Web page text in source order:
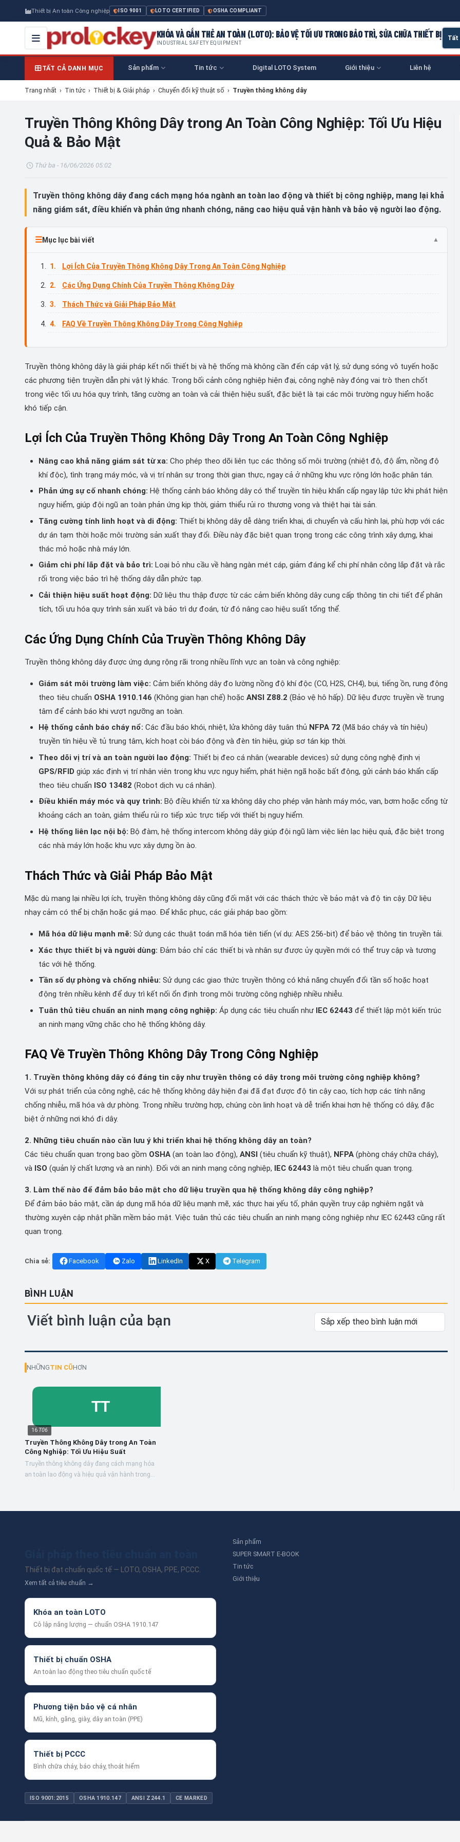
Thiết bị An toàn Công nghiệp ISO 9001 LOTO CERTIFIED OSHA COMPLIANT
KHÓA VÀ GẮN THẺ AN TOÀN (LOTO): BẢO VỆ TỐI ƯU TRONG BẢO TRÌ, SỬA CHỮA THIẾT BỊ
INDUSTRIAL SAFETY EQUIPMENT
TẤT CẢ DANH MỤC Sản phẩm Tin tức Digital LOTO System Giới thiệu Liên hệ
Trang nhất › Tin tức › Thiết bị & Giải pháp › Chuyển đổi kỹ thuật số › Truyền thông không dây
Truyền Thông Không Dây trong An Toàn Công Nghiệp: Tối Ưu Hiệu
Quả & Bảo Mật
Thứ ba - 16/06/2026 05:02
Truyền thông không dây đang cách mạng hóa ngành an toàn lao động và thiết bị công nghiệp, mang lại khả
năng giám sát, điều khiển và phản ứng nhanh chóng, nâng cao hiệu quả vận hành và bảo vệ người lao động.
Mục lục bài viết
Lợi Ích Của Truyền Thông Không Dây Trong An Toàn Công Nghiệp
Các Ứng Dụng Chính Của Truyền Thông Không Dây
Thách Thức và Giải Pháp Bảo Mật
FAQ Về Truyền Thông Không Dây Trong Công Nghiệp
Truyền thông không dây là giải pháp kết nối thiết bị và hệ thống mà không cần đến cáp vật lý, sử dụng sóng vô tuyến hoặc
các phương tiện truyền dẫn phi vật lý khác. Trong bối cảnh công nghiệp hiện đại, công nghệ này đóng vai trò then chốt
trong việc tối ưu hóa quy trình, tăng cường an toàn và cải thiện hiệu suất, đặc biệt là tại các môi trường nguy hiểm hoặc
khó tiếp cận.
Lợi Ích Của Truyền Thông Không Dây Trong An Toàn Công Nghiệp
Nâng cao khả năng giám sát từ xa: Cho phép theo dõi liên tục các thông số môi trường (nhiệt độ, độ ẩm, nồng độ
khí độc), tình trạng máy móc, và vị trí nhân sự trong thời gian thực, ngay cả ở những khu vực rộng lớn hoặc phân tán.
Phản ứng sự cố nhanh chóng: Hệ thống cảnh báo không dây có thể truyền tín hiệu khẩn cấp ngay lập tức khi phát hiện
nguy hiểm, giúp đội ngũ an toàn phản ứng kịp thời, giảm thiểu rủi ro thương vong và thiệt hại tài sản.
Tăng cường tính linh hoạt và di động: Thiết bị không dây dễ dàng triển khai, di chuyển và cấu hình lại, phù hợp với các
dự án tạm thời hoặc môi trường sản xuất thay đổi. Điều này đặc biệt quan trọng trong các công trình xây dựng, khai
thác mỏ hoặc nhà máy lớn.
Giảm chi phí lắp đặt và bảo trì: Loại bỏ nhu cầu về hàng ngàn mét cáp, giảm đáng kể chi phí nhân công lắp đặt và rắc
rối trong việc bảo trì hệ thống dây dẫn phức tạp.
Cải thiện hiệu suất hoạt động: Dữ liệu thu thập được từ các cảm biến không dây cung cấp thông tin chi tiết để phân
tích, tối ưu hóa quy trình sản xuất và bảo trì dự đoán, từ đó nâng cao hiệu suất tổng thể.
Các Ứng Dụng Chính Của Truyền Thông Không Dây
Truyền thông không dây được ứng dụng rộng rãi trong nhiều lĩnh vực an toàn và công nghiệp:
Giám sát môi trường làm việc: Cảm biến không dây đo lường nồng độ khí độc (CO, H2S, CH4), bụi, tiếng ồn, rung động
theo tiêu chuẩn OSHA 1910.146 (Không gian hạn chế) hoặc ANSI Z88.2 (Bảo vệ hô hấp). Dữ liệu được truyền về trung
tâm để cảnh báo khi vượt ngưỡng an toàn.
Hệ thống cảnh báo cháy nổ: Các đầu báo khói, nhiệt, lửa không dây tuân thủ NFPA 72 (Mã báo cháy và tín hiệu)
truyền tín hiệu về tủ trung tâm, kích hoạt còi báo động và đèn tín hiệu, giúp sơ tán kịp thời.
Theo dõi vị trí và an toàn người lao động: Thiết bị đeo cá nhân (wearable devices) sử dụng công nghệ định vị
GPS/RFID giúp xác định vị trí nhân viên trong khu vực nguy hiểm, phát hiện ngã hoặc bất động, gửi cảnh báo khẩn cấp
theo tiêu chuẩn ISO 13482 (Robot dịch vụ cá nhân).
Điều khiển máy móc và quy trình: Bộ điều khiển từ xa không dây cho phép vận hành máy móc, van, bơm hoặc cổng từ
khoảng cách an toàn, giảm thiểu rủi ro tiếp xúc trực tiếp với thiết bị nguy hiểm.
Hệ thống liên lạc nội bộ: Bộ đàm, hệ thống intercom không dây giúp đội ngũ làm việc liên lạc hiệu quả, đặc biệt trong
các nhà máy lớn hoặc khu vực xây dựng ồn ào.
Thách Thức và Giải Pháp Bảo Mật
Mặc dù mang lại nhiều lợi ích, truyền thông không dây cũng đối mặt với các thách thức về bảo mật và độ tin cậy. Dữ liệu
nhạy cảm có thể bị chặn hoặc giả mạo. Để khắc phục, các giải pháp bao gồm:
Mã hóa dữ liệu mạnh mẽ: Sử dụng các thuật toán mã hóa tiên tiến (ví dụ: AES 256-bit) để bảo vệ thông tin truyền tải.
Xác thực thiết bị và người dùng: Đảm bảo chỉ các thiết bị và nhân sự được ủy quyền mới có thể truy cập và tương
tác với hệ thống.
Tần số dự phòng và chống nhiễu: Sử dụng các giao thức truyền thông có khả năng chuyển đổi tần số hoặc hoạt
động trên nhiều kênh để duy trì kết nối ổn định trong môi trường công nghiệp nhiều nhiễu.
Tuân thủ tiêu chuẩn an ninh mạng công nghiệp: Áp dụng các tiêu chuẩn như IEC 62443 để thiết lập một kiến trúc
an ninh mạng vững chắc cho hệ thống không dây.
FAQ Về Truyền Thông Không Dây Trong Công Nghiệp
1. Truyền thông không dây có đáng tin cậy như truyền thông có dây trong môi trường công nghiệp không?
Với sự phát triển của công nghệ, các hệ thống không dây hiện đại đã đạt được độ tin cậy cao, tích hợp các tính năng
chống nhiễu, mã hóa và dự phòng. Trong nhiều trường hợp, chúng còn linh hoạt và dễ triển khai hơn hệ thống có dây, đặc
biệt ở những nơi khó đi dây.
2. Những tiêu chuẩn nào cần lưu ý khi triển khai hệ thống không dây an toàn?
Các tiêu chuẩn quan trọng bao gồm OSHA (an toàn lao động), ANSI (tiêu chuẩn kỹ thuật), NFPA (phòng cháy chữa cháy),
và ISO (quản lý chất lượng và an ninh). Đối với an ninh mạng công nghiệp, IEC 62443 là một tiêu chuẩn quan trọng.
3. Làm thế nào để đảm bảo bảo mật cho dữ liệu truyền qua hệ thống không dây công nghiệp?
Để đảm bảo bảo mật, cần áp dụng mã hóa dữ liệu mạnh mẽ, xác thực hai yếu tố, phân quyền truy cập nghiêm ngặt và
thường xuyên cập nhật phần mềm bảo mật. Việc tuân thủ các tiêu chuẩn an ninh mạng công nghiệp như IEC 62443 cũng rất
quan trọng.
Chia sẻ: Facebook Zalo LinkedIn X Telegram
BÌNH LUẬN
Viết bình luận của bạn
NHỮNGTIN CŨHƠN
16 T06
Truyền Thông Không Dây trong An Toàn
Công Nghiệp: Tối Ưu Hiệu Suất
Truyền thông không dây đang cách mạng hóa
an toàn lao động và hiệu quả vận hành trong
Thiết bị đạt chuẩn quốc tế — LOTO, OSHA, PPE, PCCC.
Xem tất cả tiêu chuẩn →
Khóa an toàn LOTO
Cô lập năng lượng — chuẩn OSHA 1910.147
Thiết bị chuẩn OSHA
An toàn lao động theo tiêu chuẩn quốc tế
Phương tiện bảo vệ cá nhân
Mũ, kính, găng, giày, dây an toàn (PPE)
Thiết bị PCCC
Bình chữa cháy, báo cháy, thoát hiểm
ISO 9001:2015 OSHA 1910.147 ANSI Z244.1 CE MARKED
Sản phẩm
SUPER SMART E-BOOK
Tin tức
Giới thiệu